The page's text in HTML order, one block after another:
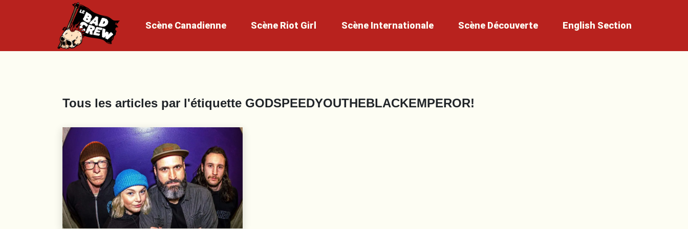
Scène Canadienne Scène Riot Girl Scène Internationale Scène Découverte English Section
Tous les articles par l'étiquette GODSPEEDYOUTHEBLACKEMPEROR!